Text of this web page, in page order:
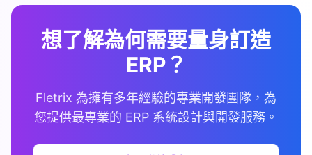
想了解為何需要量身訂造
ERP？
Fletrix 為擁有多年經驗的專業開發團隊，為
您提供最專業的 ERP 系統設計與開發服務。